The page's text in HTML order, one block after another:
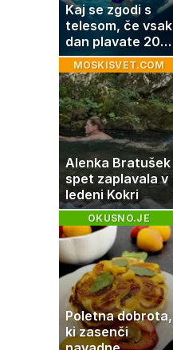
Kaj se zgodi s
telesom, če vsak
dan plavate 20
minut? Učinki, ki
jih morda ne
pričakujete
MOSKISVET.COM
Alenka Bratušek
spet zaplavala v
ledeni Kokri
OKUSNO.JE
Poletna dobrota,
ki zasenči